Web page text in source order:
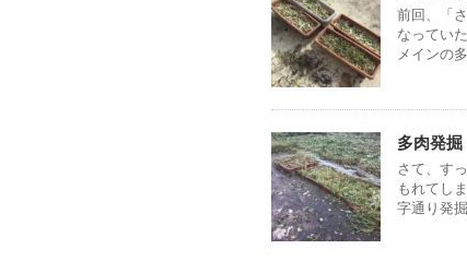
前回、「
なってい
メインの
多肉発掘
さて、す
もれてし
字通り発